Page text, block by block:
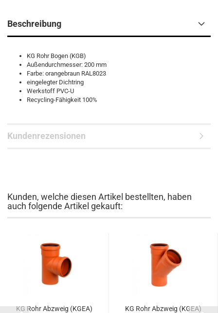
Beschreibung
KG Rohr Bogen (KGB)
Außendurchmesser: 200 mm
Farbe: orangebraun RAL8023
eingelegter Dichtring
Werkstoff PVC-U
Recycling-Fähigkeit 100%
Kundenrezensionen
Kunden, welche diesen Artikel bestellten, haben
auch folgende Artikel gekauft:
KG Rohr Abzweig (KGEA)
KG Rohr Abzweig (KGEA)